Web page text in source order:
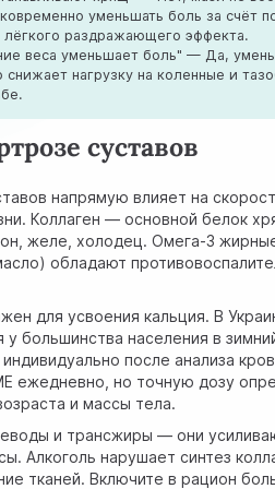
уменьшать боль за счёт
лёгкого раздражающего эффекта.
веса уменьшает боль" — Да,
снижает нагрузку на коленные и
суставов
напрямую влияет на
Коллаген — основной белок
желе, холодец. Омега-3
обладают
для усвоения кальция. В
у большинства населения в
после анализа
ежедневно, но точную дозу
и массы тела.
и трансжиры — они
Алкоголь нарушает синтез
тканей. Включите в рацион